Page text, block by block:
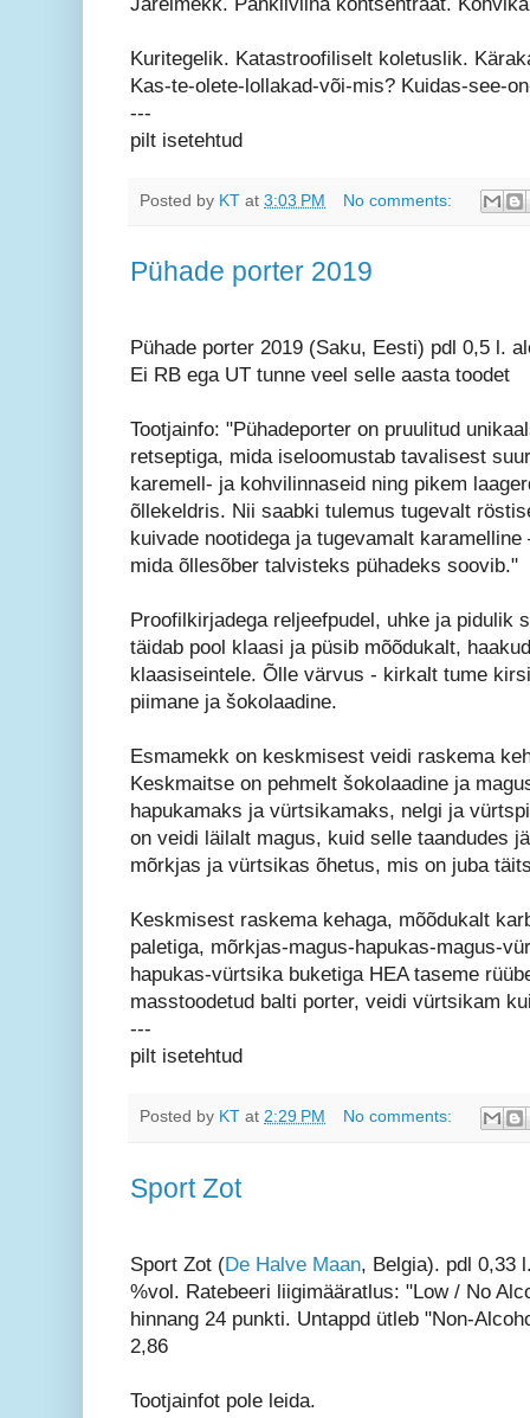
Kuritegelik. Katastroofiliselt koletuslik.
Kas-te-olete-lollakad-või-mis? Kuidas-see-
---
pilt isetehtud
Posted by KT at 3:03 PM No comments:
Pühade porter 2019
Pühade porter 2019 (Saku, Eesti) pdl 0,5 l.
Ei RB ega UT tunne veel selle aasta toodet
Tootjainfo: "Pühadeporter on pruulitud
retseptiga, mida iseloomustab tavalisest
karemell- ja kohvilinnaseid ning pikem
õllekeldris. Nii saabki tulemus tugevalt
kuivade nootidega ja tugevamalt karamelline
mida õllesõber talvisteks pühadeks soovib."
Proofilkirjadega reljeefpudel, uhke ja pidulik
täidab pool klaasi ja püsib mõõdukalt,
klaasiseintele. Õlle värvus - kirkalt tume
piimane ja šokolaadine.
Esmamekk on keskmisest veidi raskema
Keskmaitse on pehmelt šokolaadine ja
hapukamaks ja vürtsikamaks, nelgi ja
on veidi läilalt magus, kuid selle taandudes
mõrkjas ja vürtsikas õhetus, mis on juba
Keskmisest raskema kehaga, mõõdukalt
paletiga, mõrkjas-magus-hapukas-magus-
hapukas-vürtsika buketiga HEA taseme
masstoodetud balti porter, veidi vürtsikam
---
pilt isetehtud
Posted by KT at 2:29 PM No comments:
Sport Zot
Sport Zot (De Halve Maan, Belgia). pdl 0,33
%vol. Ratebeeri liigimääratlus: "Low / No
hinnang 24 punkti. Untappd ütleb "Non-
2,86
Tootjainfot pole leida.